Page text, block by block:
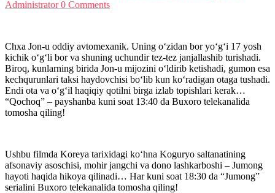
Administrator0 Comments
Chxa Jon-u oddiy avtomexanik. Uning o‘zidan bor yo‘g‘i 17 yosh
kichik o‘g‘li bor va shuning uchundir tez-tez janjallashib turishadi.
Biroq, kunlarning birida Jon-u mijozini o‘ldirib ketishadi, gumon esa
kechqurunlari taksi haydovchisi bo‘lib kun ko‘radigan otaga tushadi.
Endi ota va o‘g‘il haqiqiy qotilni birga izlab topishlari kerak…
“Qochoq” – payshanba kuni soat 13:40 da Buxoro telekanalida
tomosha qiling!
Ushbu filmda Koreya tarixidagi ko‘hna Koguryo saltanatining
afsonaviy asoschisi, mohir jangchi va dono lashkarboshi – Jumong
hayoti haqida hikoya qilinadi… Har kuni soat 18:30 da “Jumong”
serialini Buxoro telekanalida tomosha qiling!